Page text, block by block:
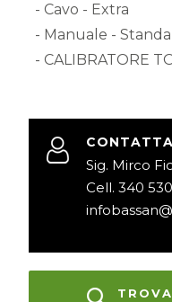
- Cavo - Extra
- Manuale -
- CALIBRATORE
Sig. Mirco
Cell. 340